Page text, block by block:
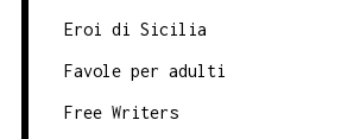
Eroi di Sicilia
Favole per adulti
Free Writers